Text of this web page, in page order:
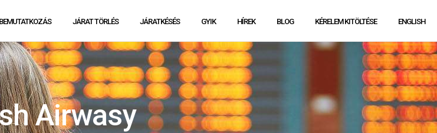
BEMUTATKOZÁS JÁRAT TÖRLÉS JÁRATKÉSÉS GYIK HÍREK BLOG KÉRELEM KITÖLTÉSE ENGLISH
Airwasy